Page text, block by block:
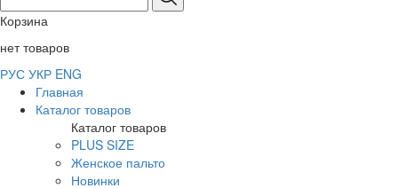
Корзина
нет товаров
РУС УКР ENG
Главная
Каталог товаров
Каталог товаров
PLUS SIZE
Женское пальто
Новинки